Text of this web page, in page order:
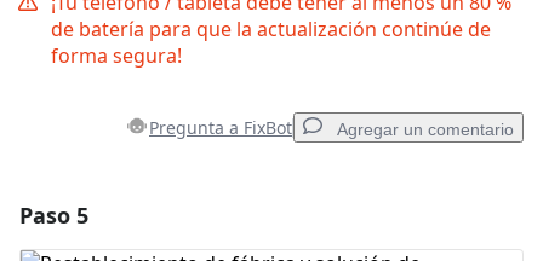
de batería para que la actualización continúe de
forma segura!
Pregunta a FixBot Agregar un comentario
Paso 5